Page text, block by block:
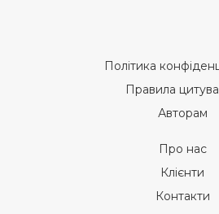
Політика
Правила
Авторам
Про нас
Клієнти
Контакти